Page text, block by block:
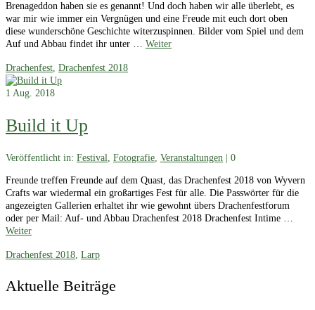
Brenageddon haben sie es genannt! Und doch haben wir alle überlebt, es
war mir wie immer ein Vergnügen und eine Freude mit euch dort oben
diese wunderschöne Geschichte witerzuspinnen. Bilder vom Spiel und dem
Auf und Abbau findet ihr unter … Weiter
Drachenfest, Drachenfest 2018
1 Aug. 2018
Build it Up
Veröffentlicht in: Festival Fotografie Veranstaltungen | 0
Freunde treffen Freunde auf dem Quast, das Drachenfest 2018 von Wyvern
Crafts war wiedermal ein großartiges Fest für alle. Die Passwörter für die
angezeigten Gallerien erhaltet ihr wie gewohnt übers Drachenfestforum
oder per Mail: Auf- und Abbau Drachenfest 2018 Drachenfest Intime …
Weiter
Drachenfest 2018 Larp
Aktuelle Beiträge